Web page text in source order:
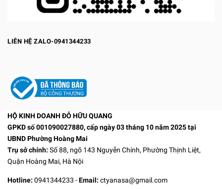
LIÊN HỆ ZALO-0941344233
HỘ KINH DOANH ĐỖ HỮU QUANG
GPKD số 001090027880, cấp ngày 03 tháng 10 năm 2025 tại
UBND Phường Hoàng Mai
Trụ sở chính: Số 88, ngõ 143 Nguyễn Chính, Phường Thịnh Liệt,
Quận Hoàng Mai, Hà Nội
Hotline: 0941344233 -Email: ctyanasa@gmail.com